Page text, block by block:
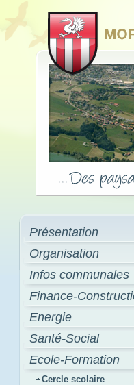
Présentation
Organisation
Infos communales
Finance-
Energie
Santé-Social
Ecole-Formation
Cercle scolaire